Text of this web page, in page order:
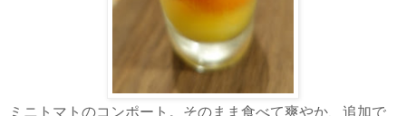
ミニトマトのコンポート。そのまま食べて爽やか、追加で